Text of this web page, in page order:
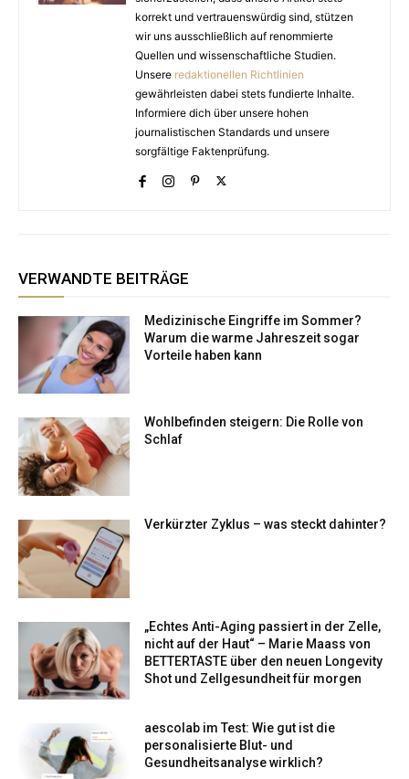
korrekt und vertrauenswürdig sind, stützen
wir uns ausschließlich auf renommierte
Quellen und wissenschaftliche Studien.
Unsere redaktionellen Richtlinien
gewährleisten dabei stets fundierte Inhalte.
Informiere dich über unsere hohen
journalistischen Standards und unsere
sorgfältige Faktenprüfung.
VERWANDTE BEITRÄGE
Medizinische Eingriffe im Sommer?
Warum die warme Jahreszeit sogar
Vorteile haben kann
Wohlbefinden steigern: Die Rolle von
Schlaf
Verkürzter Zyklus – was steckt dahinter?
„Echtes Anti-Aging passiert in der Zelle,
nicht auf der Haut“ – Marie Maass von
BETTERTASTE über den neuen Longevity
Shot und Zellgesundheit für morgen
aescolab im Test: Wie gut ist die
personalisierte Blut- und
Gesundheitsanalyse wirklich?